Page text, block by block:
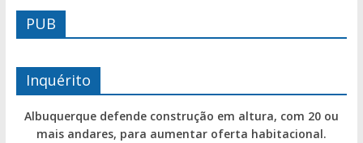
PUB
Inquérito
Albuquerque defende construção em altura, com 20 ou
mais andares, para aumentar oferta habitacional.